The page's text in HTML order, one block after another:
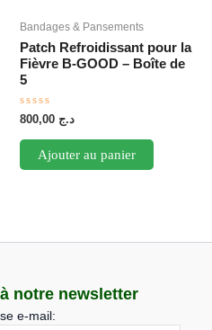
Bandages & Pansements
Patch Refroidissant pour la
Fièvre B-GOOD – Boîte de
5
Note
sur
د.ج
Ajouter au panier
notre newsletter
e-mail: